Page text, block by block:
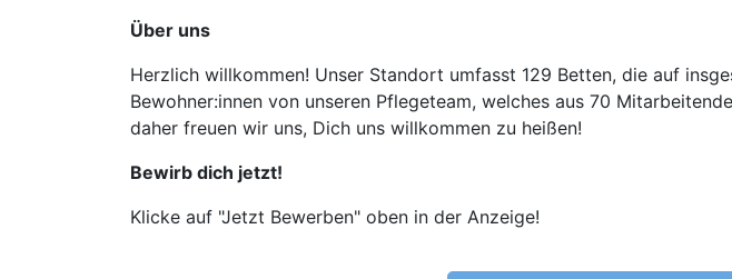
Über uns
Herzlich willkommen! Unser Standort umfasst 129 Betten, die auf
Bewohner:innen von unseren Pflegeteam, welches aus 70
daher freuen wir uns, Dich uns willkommen zu heißen!
Bewirb dich jetzt!
Klicke auf "Jetzt Bewerben" oben in der Anzeige!